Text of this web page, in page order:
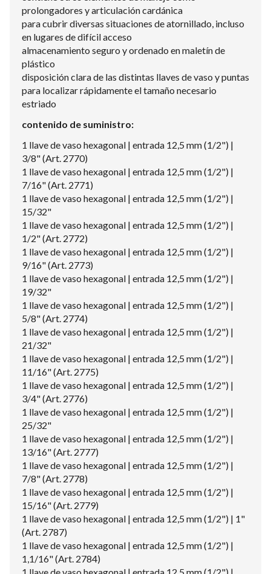
prolongadores y articulación cardánica
para cubrir diversas situaciones de atornillado, incluso
en lugares de difícil acceso
almacenamiento seguro y ordenado en maletín de
plástico
disposición clara de las distintas llaves de vaso y puntas
para localizar rápidamente el tamaño necesario
estriado
contenido de suministro:
1 llave de vaso hexagonal | entrada 12,5 mm (1/2") |
3/8" (Art. 2770)
1 llave de vaso hexagonal | entrada 12,5 mm (1/2") |
7/16" (Art. 2771)
1 llave de vaso hexagonal | entrada 12,5 mm (1/2") |
15/32"
1 llave de vaso hexagonal | entrada 12,5 mm (1/2") |
1/2" (Art. 2772)
1 llave de vaso hexagonal | entrada 12,5 mm (1/2") |
9/16" (Art. 2773)
1 llave de vaso hexagonal | entrada 12,5 mm (1/2") |
19/32"
1 llave de vaso hexagonal | entrada 12,5 mm (1/2") |
5/8" (Art. 2774)
1 llave de vaso hexagonal | entrada 12,5 mm (1/2") |
21/32"
1 llave de vaso hexagonal | entrada 12,5 mm (1/2") |
11/16" (Art. 2775)
1 llave de vaso hexagonal | entrada 12,5 mm (1/2") |
3/4" (Art. 2776)
1 llave de vaso hexagonal | entrada 12,5 mm (1/2") |
25/32"
1 llave de vaso hexagonal | entrada 12,5 mm (1/2") |
13/16" (Art. 2777)
1 llave de vaso hexagonal | entrada 12,5 mm (1/2") |
7/8" (Art. 2778)
1 llave de vaso hexagonal | entrada 12,5 mm (1/2") |
15/16" (Art. 2779)
1 llave de vaso hexagonal | entrada 12,5 mm (1/2") | 1"
(Art. 2787)
1 llave de vaso hexagonal | entrada 12,5 mm (1/2") |
1,1/16" (Art. 2784)